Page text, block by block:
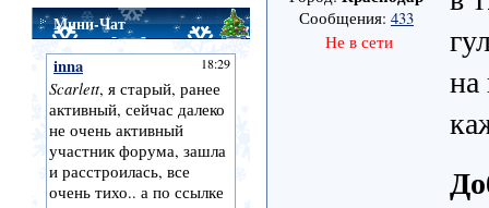
Мини-Чат Сообщения: 433
Не в сети
на